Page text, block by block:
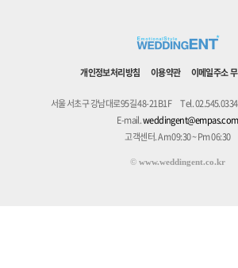
개인정보처리방침 이용약관 이메일주소
서울 서초구 강남대로95길 48-21B1F Tel. 02.545.0334
E-mail.weddingent@empas.com
고객센터. Am 09:30 ~ Pm 06:30
© www.weddingent.co.kr